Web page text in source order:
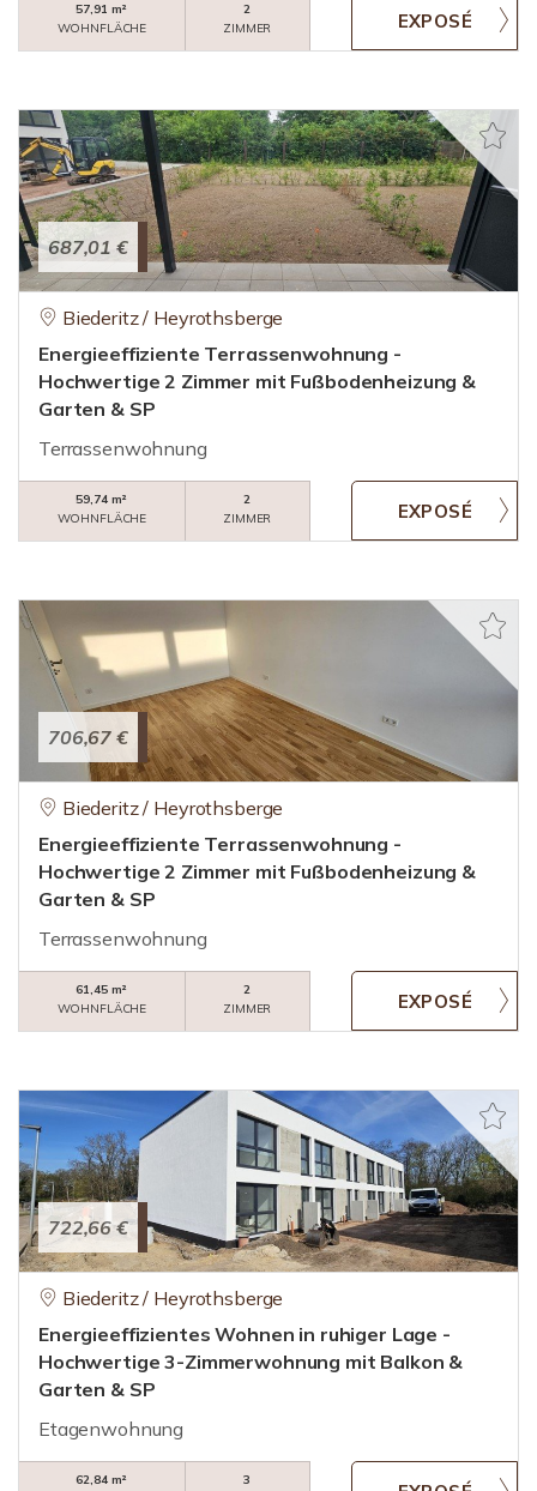
57,91 m²
WOHNFLÄCHE
2
ZIMMER
687,01 €
Biederitz / Heyrothsberge
Energieeffiziente Terrassenwohnung -
Hochwertige 2 Zimmer mit Fußbodenheizung &
Garten & SP
Terrassenwohnung
59,74 m²
WOHNFLÄCHE
2
ZIMMER
706,67 €
Biederitz / Heyrothsberge
Energieeffiziente Terrassenwohnung -
Hochwertige 2 Zimmer mit Fußbodenheizung &
Garten & SP
Terrassenwohnung
61,45 m²
WOHNFLÄCHE
2
ZIMMER
722,66 €
Biederitz / Heyrothsberge
Energieeffizientes Wohnen in ruhiger Lage -
Hochwertige 3-Zimmerwohnung mit Balkon &
Garten & SP
Etagenwohnung
62,84 m² 3